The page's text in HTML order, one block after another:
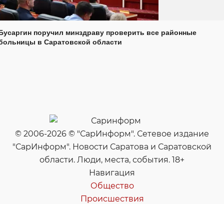
поручил минздраву проверить все районные
в Саратовской области
© 2006-2026 © "СарИнформ". Сетевое издание
"СарИнформ". Новости Саратова и Саратовской
области. Люди, места, события. 18+
Навигация
Общество
Происшествия